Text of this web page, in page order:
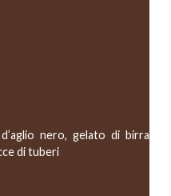
nero, gelato di birra
di tuberi